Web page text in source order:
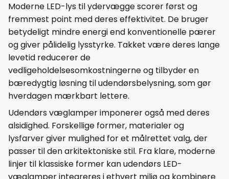
Moderne LED-lys til ydervægge scorer først og
fremmest point med deres effektivitet. De bruger
betydeligt mindre energi end konventionelle pærer
og giver pålidelig lysstyrke. Takket være deres lange
levetid reducerer de
vedligeholdelsesomkostningerne og tilbyder en
bæredygtig løsning til udendørsbelysning, som gør
hverdagen mærkbart lettere.
Udendørs væglamper imponerer også med deres
alsidighed. Forskellige former, materialer og
lysfarver giver mulighed for et målrettet valg, der
passer til den arkitektoniske stil. Fra klare, moderne
linjer til klassiske former kan udendørs LED-